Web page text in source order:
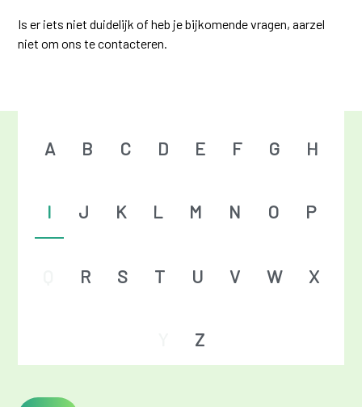
Is er iets niet duidelijk of heb je bijkomende vragen, aarzel
niet om ons te contacteren.
A B C D E F G H
I J K L M N O P
R S T U V W X
Z